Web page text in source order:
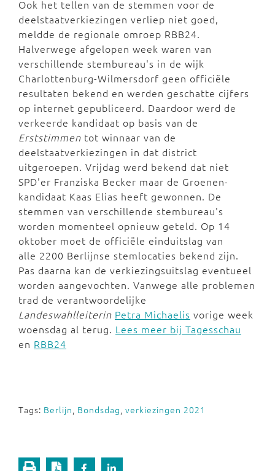
Ook het tellen van de stemmen voor de
deelstaatverkiezingen verliep niet goed,
meldde de regionale omroep RBB24.
Halverwege afgelopen week waren van
verschillende stembureau's in de wijk
Charlottenburg-Wilmersdorf geen officiële
resultaten bekend en werden geschatte cijfers
op internet gepubliceerd. Daardoor werd de
verkeerde kandidaat op basis van de
Erststimmen tot winnaar van de
deelstaatverkiezingen in dat district
uitgeroepen. Vrijdag werd bekend dat niet
SPD'er Franziska Becker maar de Groenen-
kandidaat Kaas Elias heeft gewonnen. De
stemmen van verschillende stembureau's
worden momenteel opnieuw geteld. Op 14
oktober moet de officiële einduitslag van
alle 2200 Berlijnse stemlocaties bekend zijn.
Pas daarna kan de verkiezingsuitslag eventueel
worden aangevochten. Vanwege alle problemen
trad de verantwoordelijke
Landeswahlleiterin Petra Michaelis vorige week
woensdag al terug. Lees meer bij Tagesschau
en RBB24
Tags: Berlijn, Bondsdag, verkiezingen 2021